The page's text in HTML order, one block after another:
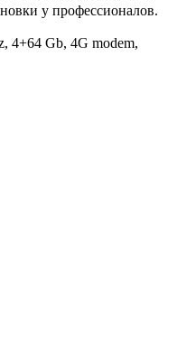
у профессионалов.
4+64 Gb, 4G modem,